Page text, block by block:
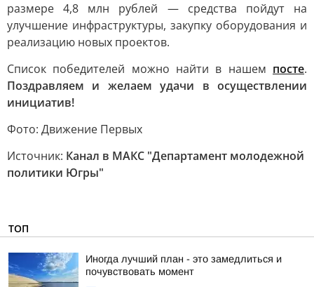
размере 4,8 млн рублей — средства пойдут на
улучшение инфраструктуры, закупку оборудования и
реализацию новых проектов.
Список победителей можно найти в нашем посте.
Поздравляем и желаем удачи в осуществлении
инициатив!
Фото: Движение Первых
Источник: Канал в МАКС "Департамент молодежной
политики Югры"
ТОП
Иногда лучший план - это замедлиться и
почувствовать момент